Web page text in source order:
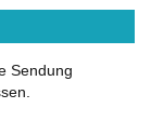
Sendung